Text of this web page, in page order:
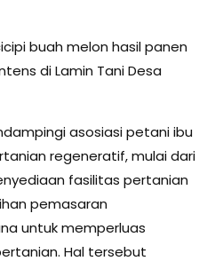
buah melon hasil panen
di Lamin Tani Desa
asosiasi petani ibu
regeneratif, mulai dari
fasilitas pertanian
pemasaran
untuk memperluas
Hal tersebut